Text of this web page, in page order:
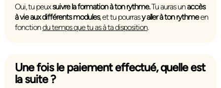
Oui, tu peuxsuivre la formation à ton rythme.Tu auras unaccès
à vie aux différents modules, et tu pourrasy aller à ton rythmeen
fonctiondu temps que tu as à ta disposition.
Une fois le paiement effectué, quelle est
la suite ?